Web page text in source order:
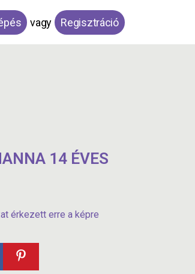
vagy Regisztráció
14 ÉVES
érkezett erre a képre